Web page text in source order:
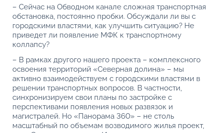
– Сейчас на Обводном канале сложная транспортная
обстановка, постоянно пробки. Обсуждали ли вы с
городскими властями, как улучшить ситуацию? Не
приведет ли появление МФК к транспортному
коллапсу?
– В рамках другого нашего проекта – комплексного
освоения территорий «Северная долина» – мы
активно взаимодействуем с городскими властями в
решении транспортных вопросов. В частности,
синхронизируем свои планы по застройке с
перспективами появления новых развязок и
магистралей. Но «Панорама 360» – не столь
масштабный по объемам возводимого жилья проект,